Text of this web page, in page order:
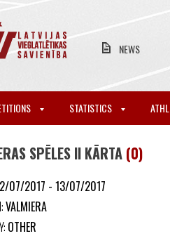
NEWS
STATISTICS
SPĒLES II KĀRTA (0)
07/2017 - 13/07/2017
VALMIERA
OTHER